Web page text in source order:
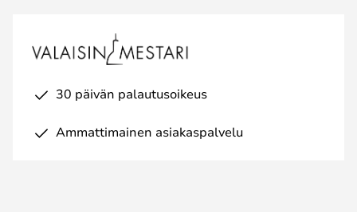
30 päivän palautusoikeus
Ammattimainen asiakaspalvelu